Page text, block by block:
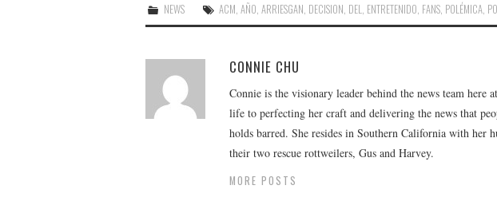
NEWS ACM,AÑO,ARRIESGAN, DECISION, DEL, ENTRETENIDO, FANS, POLÉMICA,
CONNIE CHU
Connie is the visionary leader behind the news team here
life to perfecting her craft and delivering the news that
holds barred. She resides in Southern California with her
their two rescue rottweilers, Gus and Harvey.
MORE POSTS